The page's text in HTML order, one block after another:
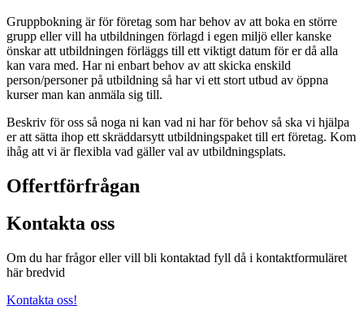
Gruppbokning är för företag som har behov av att boka en större
grupp eller vill ha utbildningen förlagd i egen miljö eller kanske
önskar att utbildningen förläggs till ett viktigt datum för er då alla
kan vara med. Har ni enbart behov av att skicka enskild
person/personer på utbildning så har vi ett stort utbud av öppna
kurser man kan anmäla sig till.
Beskriv för oss så noga ni kan vad ni har för behov så ska vi hjälpa
er att sätta ihop ett skräddarsytt utbildningspaket till ert företag. Kom
ihåg att vi är flexibla vad gäller val av utbildningsplats.
Offertförfrågan
Kontakta oss
Om du har frågor eller vill bli kontaktad fyll då i kontaktformuläret
här bredvid
Kontakta oss!